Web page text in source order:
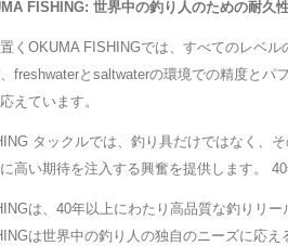
FISHING: 世界中の釣り人のための耐久
くOKUMA FISHINGでは、すべてのレベ
freshwaterとsaltwaterの環境での精度と
えています。
タックルでは、釣り具だけではなく、
高い期待を注入する興奮を提供します。
は、40年以上にわたり高品質な釣りリ
は世界中の釣り人の独自のニーズに応